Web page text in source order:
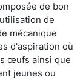
de bon
de
mécanique
d'aspiration où
œufs ainsi que
jeunes ou